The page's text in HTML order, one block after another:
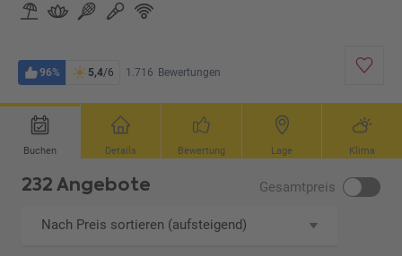
96% 5,4/6 1.716 Bewertungen
Buchen Details Bewertung Lage Klima
232 Angebote Gesamtpreis
Nach Preis sortieren (aufsteigend)